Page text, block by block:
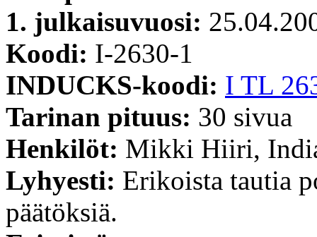
1. julkaisuvuosi:
Koodi: I-2630-1
INDUCKS-koodi: I TL
Tarinan pituus: 30 sivua
Henkilöt: Mikki Hiiri,
Lyhyesti: Erikoista tautia
päätöksiä.